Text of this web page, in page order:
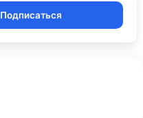
Подписаться